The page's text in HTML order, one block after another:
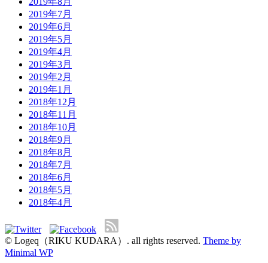
2019年7月
2019年6月
2019年5月
2019年4月
2019年3月
2019年2月
2019年1月
2018年12月
2018年11月
2018年10月
2018年9月
2018年8月
2018年7月
2018年6月
2018年5月
2018年4月
© Logeq（RIKU KUDARA）. all rights reserved. Theme by
Minimal WP